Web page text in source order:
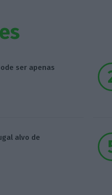
ser apenas
alvo de